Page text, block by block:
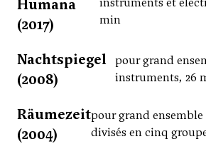
Humana
(2017)
min
Nachtspiegel
(2008)
pour grand
instruments, 26
Räumezeit
(2004)
pour grand
divisés en cinq